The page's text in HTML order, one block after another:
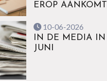
EROP AANKOMT
10-06-2026
IN DE MEDIA IN
JUNI